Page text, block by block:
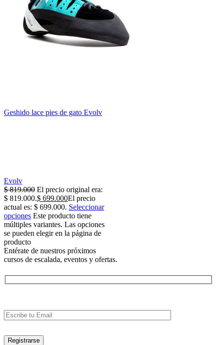
Geshido lace pies de gato Evolv
Evolv
$819.000 El precio original era:
$ 819.000.$ 699.000El precio
actual es: $ 699.000. Seleccionar
opciones Este producto tiene
múltiples variantes. Las opciones
se pueden elegir en la página de
producto
Entérate de nuestros próximos
cursos de escalada, eventos y ofertas.